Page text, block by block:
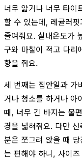
너무 얇거나 너무 타이
할 수 있는데, 레귤러
줄여줘요. 실내온도가
구와 마찰이 적고 다리
향을 줘요.
세 번째는 집안일과 가
거나 청소를 하거나 아
때, 너무 긴 바지는 불
경을 넓혀줘요. 다만
분은 쪼그려 앉을 때
는 편해야 하니, 사이